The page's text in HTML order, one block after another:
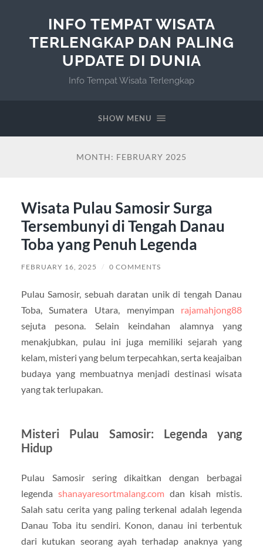
INFO TEMPAT WISATA
TERLENGKAP DAN PALING
UPDATE DI DUNIA
Info Tempat Wisata Terlengkap
SHOW MENU
MONTH: FEBRUARY 2025
Wisata Pulau Samosir Surga
Tersembunyi di Tengah Danau
Toba yang Penuh Legenda
FEBRUARY 16, 2025 / 0 COMMENTS
Pulau Samosir, sebuah daratan unik di tengah Danau
Toba, Sumatera Utara, menyimpan rajamahjong88
sejuta pesona. Selain keindahan alamnya yang
menakjubkan, pulau ini juga memiliki sejarah yang
kelam, misteri yang belum terpecahkan, serta keajaiban
budaya yang membuatnya menjadi destinasi wisata
yang tak terlupakan.
Misteri Pulau Samosir: Legenda yang
Hidup
Pulau Samosir sering dikaitkan dengan berbagai
legenda shanayaresortmalang.com dan kisah mistis.
Salah satu cerita yang paling terkenal adalah legenda
Danau Toba itu sendiri. Konon, danau ini terbentuk
dari kutukan seorang ayah terhadap anaknya yang